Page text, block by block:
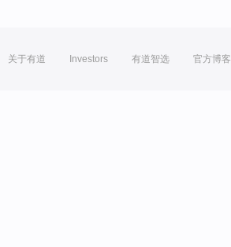
关于有道 Investors 有道智选 官方博客